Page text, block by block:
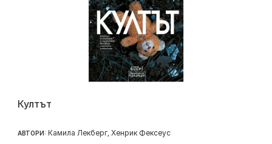
Култът
АВТОРИ: Камила Лекберг Хенрик Фексеус